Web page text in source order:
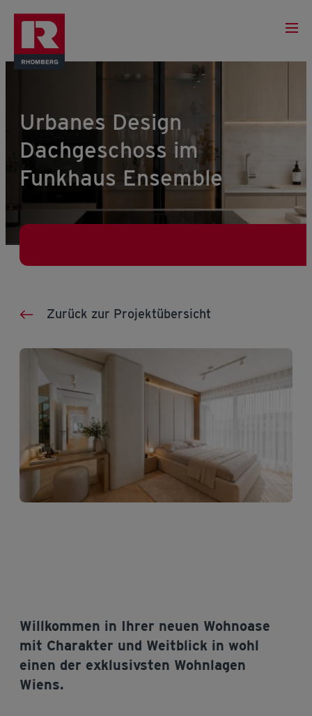
Urbanes Design
Dachgeschoss im
Funkhaus Ensemble
Zurück zur Projektübersicht
Willkommen in Ihrer neuen Wohnoase
mit Charakter und Weitblick in wohl
einen der exklusivsten Wohnlagen
Wiens.